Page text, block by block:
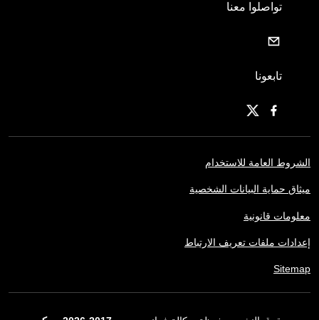
تواصلوا معنا
تابعونا
الشروط العامة للاستخدام
ميثاق حماية البيانات الشخصية
معلومات قانونية
إعدادات ملفات تعريف الارتباط
Sitemap